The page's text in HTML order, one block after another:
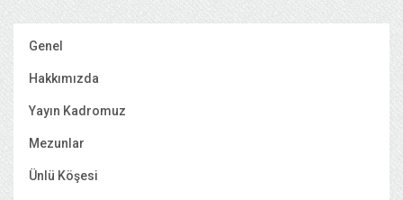
Genel
Hakkımızda
Yayın Kadromuz
Mezunlar
Ünlü Köşesi